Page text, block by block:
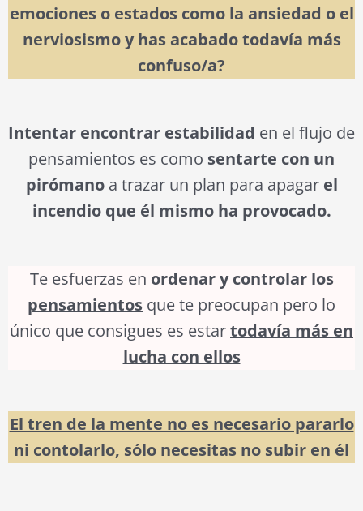
emociones o estados como la ansiedad o el
nerviosismo y has acabado todavía más
confuso/a?
Intentar encontrar estabilidad en el flujo de
pensamientos es como sentarte con un
pirómanoa trazar un plan para apagar el
incendio que él mismo ha provocado.
Te esfuerzas en ordenar y controlar los
pensamientos que te preocupan pero lo
único que consigues es estartodavía más en
lucha con ellos
El tren de la mente no es necesario pararlo
ni contolarlo, sólo necesitas no subir en él